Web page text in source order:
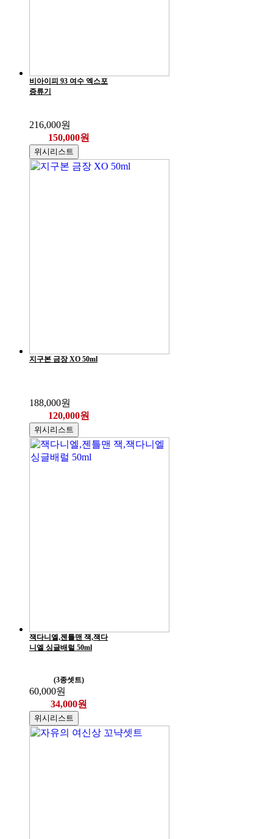
비아이피 93 여수 엑스포
증류기
216,000원
150,000원
위시리스트
지구본 금장 XO 50ml
188,000원
120,000원
위시리스트
잭다니엘,젠틀맨 잭,잭다
니엘 싱글배럴 50ml
(3종셋트)
60,000원
34,000원
위시리스트